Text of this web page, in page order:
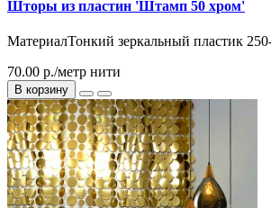
Шторы из пластин 'Штамп 50 хром'
МатериалТонкий зеркальный пластик
70.00 р./метр нити
В корзину